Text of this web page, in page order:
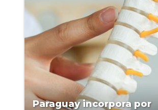
Paraguay incorpora por